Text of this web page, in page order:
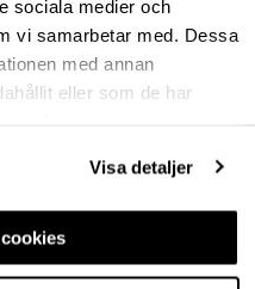
sociala medier och
vi samarbetar med. Dessa
med annan
eller som de har
Visa detaljer
604400
8,42 kr inkl. moms